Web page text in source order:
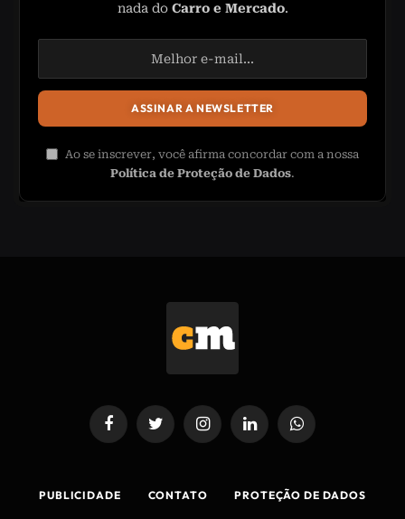
nada do Carro e Mercado.
Ao se inscrever, você afirma concordar com a nossa
Política de Proteção de Dados.
FacebookTwitterInstagramLinkedIn WhatsApp
PUBLICIDADE CONTATO PROTEÇÃO DE DADOS